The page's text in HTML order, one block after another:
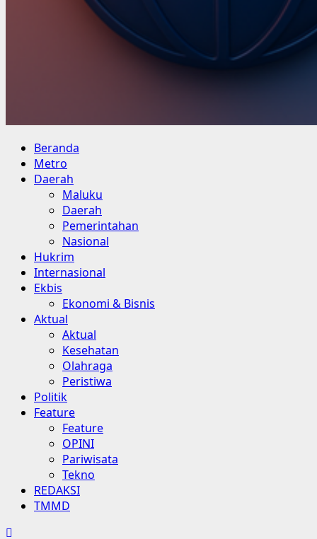
Primary
Menu
Beranda
Metro
Daerah
Maluku
Daerah
Pemerintahan
Nasional
Hukrim
Internasional
Ekbis
Ekonomi & Bisnis
Aktual
Aktual
Kesehatan
Olahraga
Peristiwa
Politik
Feature
Feature
OPINI
Pariwisata
Tekno
REDAKSI
TMMD